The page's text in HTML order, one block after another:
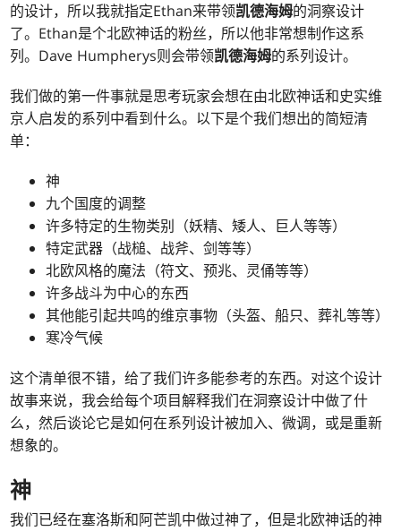
的设计，所以我就指定Ethan来带领凯德海姆的洞察设计
了。Ethan是个北欧神话的粉丝，所以他非常想制作这系
列。Dave Humpherys则会带领凯德海姆的系列设计。
我们做的第一件事就是思考玩家会想在由北欧神话和史实维
京人启发的系列中看到什么。以下是个我们想出的简短清
单：
神
九个国度的调整
许多特定的生物类别（妖精、矮人、巨人等等）
特定武器（战槌、战斧、剑等等）
北欧风格的魔法（符文、预兆、灵俑等等）
许多战斗为中心的东西
其他能引起共鸣的维京事物（头盔、船只、葬礼等等）
寒冷气候
这个清单很不错，给了我们许多能参考的东西。对这个设计
故事来说，我会给每个项目解释我们在洞察设计中做了什
么，然后谈论它是如何在系列设计被加入、微调，或是重新
想象的。
神
我们已经在塞洛斯和阿芒凯中做过神了，但是北欧神话的神